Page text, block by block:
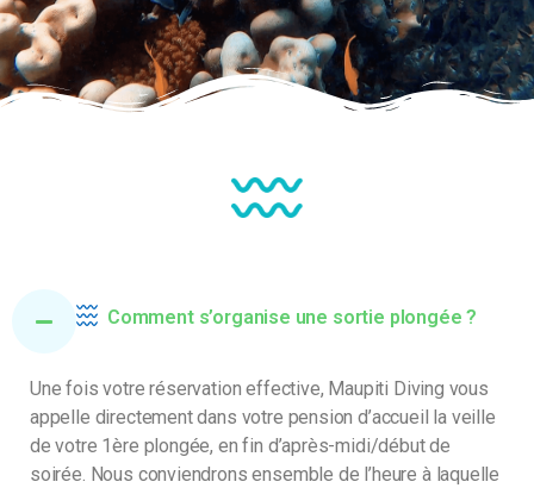
Comment s’organise une sortie plongée ?
Une fois votre réservation effective, Maupiti Diving vous
appelle directement dans votre pension d’accueil la veille
de votre 1ère plongée, en fin d’après-midi/début de
soirée. Nous conviendrons ensemble de l’heure à laquelle